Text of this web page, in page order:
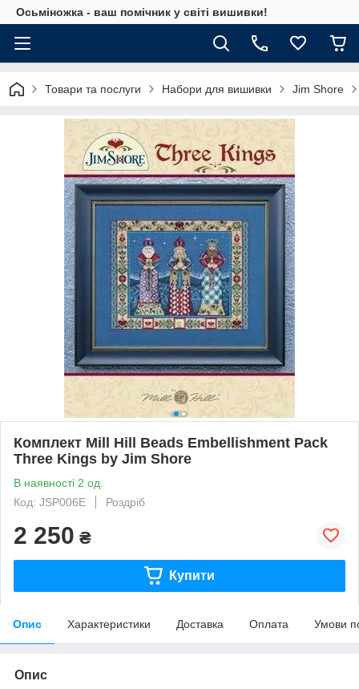
Осьміножка - ваш помічник у світі вишивки!
Товари та послуги Набори для вишивки Jim Shore
Комплект Mill Hill Beads Embellishment Pack
Three Kings by Jim Shore
В наявності 2 од.
Код: JSP006E
Роздріб
2 250 ₴
Купити
Опис Характеристики Доставка Оплата Умови
Опис